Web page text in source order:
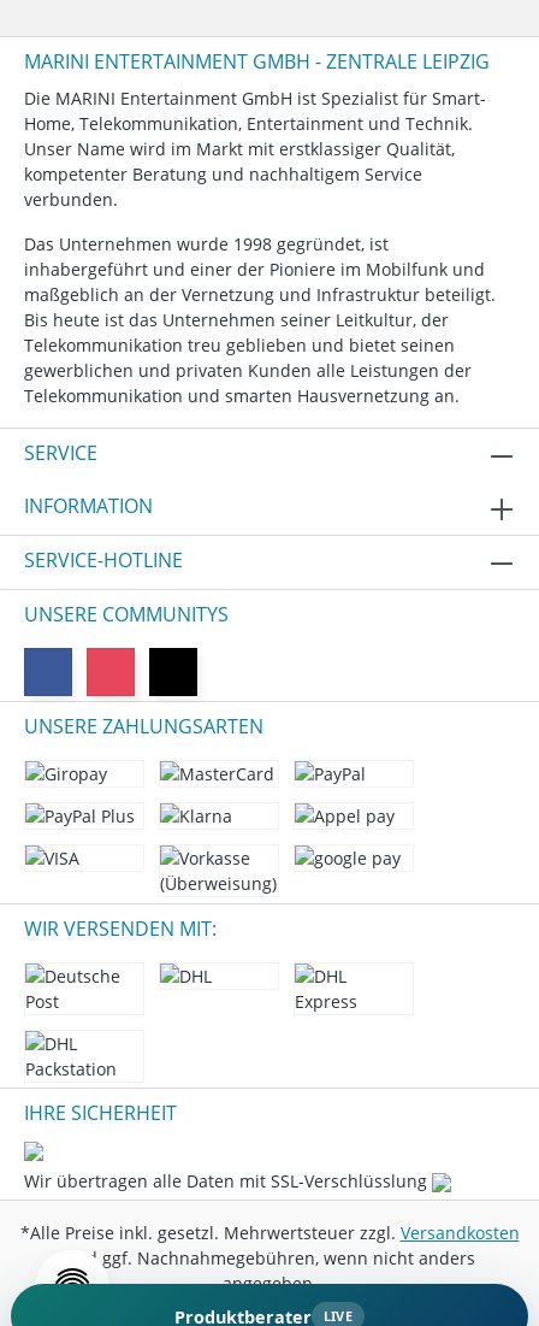
MARINI ENTERTAINMENT GMBH - ZENTRALE LEIPZIG
Die MARINI Entertainment GmbH ist Spezialist für Smart-
Home, Telekommunikation, Entertainment und Technik.
Unser Name wird im Markt mit erstklassiger Qualität,
kompetenter Beratung und nachhaltigem Service
verbunden.
Das Unternehmen wurde 1998 gegründet, ist
inhabergeführt und einer der Pioniere im Mobilfunk und
maßgeblich an der Vernetzung und Infrastruktur beteiligt.
Bis heute ist das Unternehmen seiner Leitkultur, der
Telekommunikation treu geblieben und bietet seinen
gewerblichen und privaten Kunden alle Leistungen der
Telekommunikation und smarten Hausvernetzung an.
SERVICE
INFORMATION
SERVICE-HOTLINE
UNSERE COMMUNITYS
UNSERE ZAHLUNGSARTEN
WIR VERSENDEN MIT:
IHRE SICHERHEIT
Wir übertragen alle Daten mit SSL-Verschlüsslung
*Alle Preise inkl. gesetzl. Mehrwertsteuer zzgl. Versandkosten
und ggf. Nachnahmegebühren, wenn nicht anders
angegeben.
Produktberater LIVE